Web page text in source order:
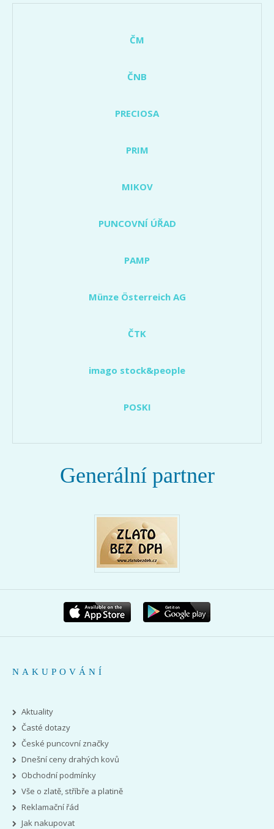
ČM
ČNB
PRECIOSA
PRIM
MIKOV
PUNCOVNÍ ÚŘAD
PAMP
Münze Österreich AG
ČTK
imago stock&people
POSKI
Generální partner
NAKUPOVÁNÍ
Aktuality
Časté dotazy
České puncovní značky
Dnešní ceny drahých kovů
Obchodní podmínky
Vše o zlatě, stříbře a platině
Reklamační řád
Jak nakupovat